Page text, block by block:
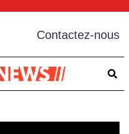
Contactez-nous